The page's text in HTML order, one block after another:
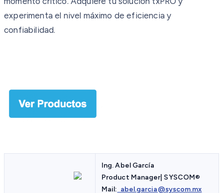
experimenta el nivel máximo de eficiencia y
confiabilidad.
Ing. Abel García
Product Manager| SYSCOM®
Mail: abel.garcia@syscom.mx